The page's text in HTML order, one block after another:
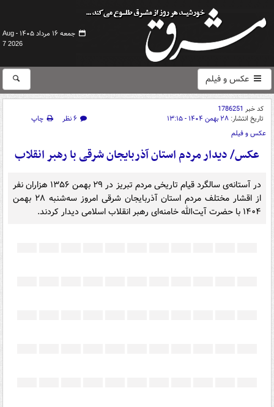
جمعه ۱۶ مرداد ۱۴۰۵ -
Aug
7 2026
عکس و فیلم
کد خبر 1786251
تاریخ انتشار: ۲۸ بهمن ۱۴۰۴ - ۱۳:۱۵ ۶ نظر
چاپ
عکس و فیلم
عکس/ دیدار مردم استان آذربایجان شرقی با رهبر انقلاب
در آستانه‌ی سالگرد قیام تاریخی مردم تبریز در ۲۹ بهمن ۱۳۵۶ هزاران نفر
از اقشار مختلف مردم استان آذربایجان شرقی امروز سه‌شنبه ۲۸ بهمن
۱۴۰۴ با حضرت آیت‌الله خامنه‌ای رهبر انقلاب اسلامی دیدار کردند.